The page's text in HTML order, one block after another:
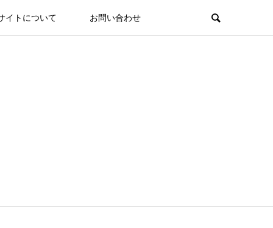
イトについて お問い合わせ